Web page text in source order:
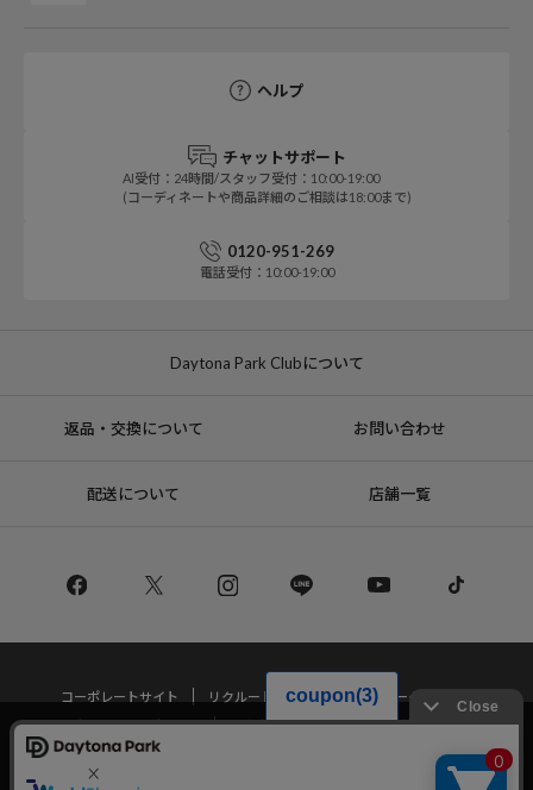
ヘルプ
チャットサポート
AI受付：24時間/スタッフ受付：10:00-19:00
(コーディネートや商品詳細のご相談は18:00まで)
0120-951-269
電話受付：10:00-19:00
Daytona Park Clubについて
返品・交換について お問い合わせ
配送について 店舗一覧
コーポレートサイト リクルート
サステナブルマークについて
プライバシーポリシー
特定商取引法・古物営業法に基づく表記
当サイトでは利用体験の向上およびコンテンツの最適な提供、トラフィック
の分析を目的としてCookieを使用しています。